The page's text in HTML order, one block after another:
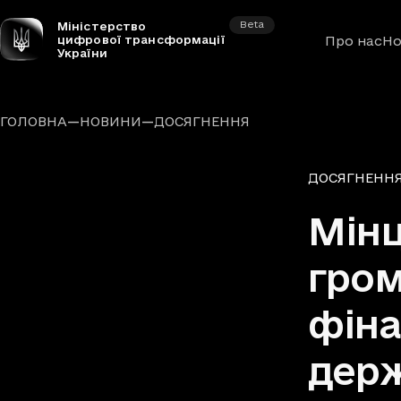
Міністерство
цифрової трансформації
України
Beta
Про нас
ГОЛОВНА—НОВИНИ—ДОСЯГНЕННЯ
Рубрики